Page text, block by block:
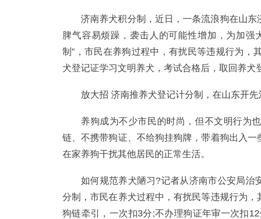
济南养犬积分制，近日，一条流浪狗在山
脾气容易烦躁，袭击人的可能性增加，为加强
制”，市民在养狗过程中，有扰民等违规行为，
犬登记证学习文明养犬，考试合格后，取回养犬
放大招 济南推养犬登记计分制，在山东开先
养狗成为不少市民的时尚，但不文明行为
链、不携带狗证、不给狗挂狗牌，带着狗出入
在家养狗干扰其他居民的正常生活。
如何规范养犬陋习?记者从济南市公安局治
分制，市民在养犬过程中，有扰民等违规行为
狗链牵引，一次扣3分;不办理狗证年审一次扣